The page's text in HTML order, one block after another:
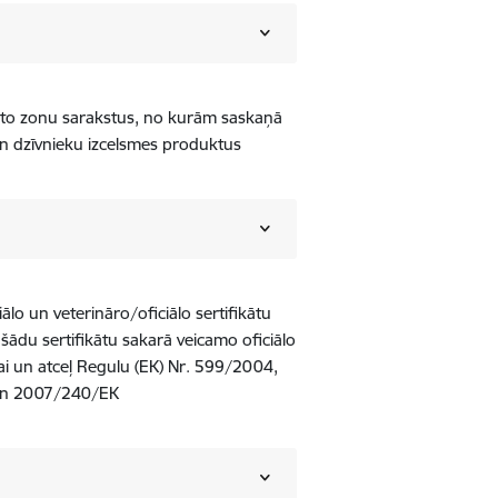
zonu sarakstus, no kurām saskaņā
dzīvnieku izcelsmes produktus
un veterināro/oficiālo sertifikātu
sertifikātu sakarā veicamo oficiālo
un atceļ Regulu (EK) Nr. 599/2004,
2007/240/EK